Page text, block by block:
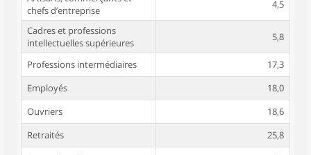
chefs d’entreprise
4,5
Cadres et professions
intellectuelles supérieures
5,8
Professions intermédiaires
17,3
Employés
18,0
Ouvriers
18,6
Retraités
25,8